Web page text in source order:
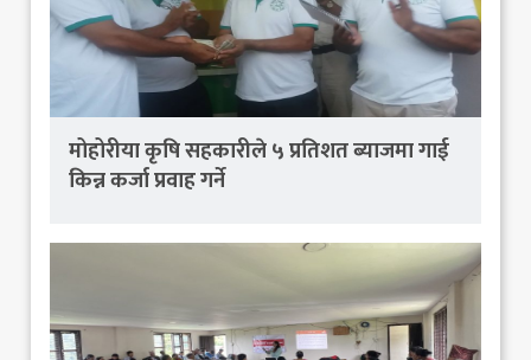
मोहोरीया कृषि सहकारीले ५ प्रतिशत ब्याजमा गाई
किन्न कर्जा प्रवाह गर्ने